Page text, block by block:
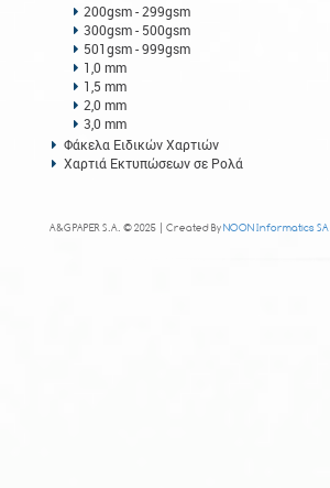
200gsm - 299gsm
300gsm - 500gsm
501gsm - 999gsm
1,0 mm
1,5 mm
2,0 mm
3,0 mm
Φάκελα Ειδικών Χαρτιών
Χαρτιά Εκτυπώσεων σε Ρολά
A&G PAPER S.A. © 2025 | Created ByNOON Informatics SA